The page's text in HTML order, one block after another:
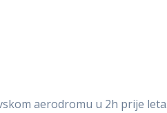
aerodromu u 2h prije